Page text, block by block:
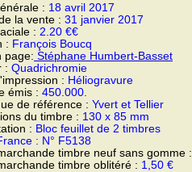
: 18 avril 2017
la vente : 31 janvier 2017
: 2.20 €€
: François Boucq
page: Stéphane Humbert-Basset
: Quadrichromie
: Héliogravure
émis : 450.000.
de référence : Yvert et Tellier
du timbre : 130 x 85 mm
: Bloc feuillet de 2 timbres
: N° F5138
timbre neuf sans gomme :
timbre oblitéré : 1,50 €